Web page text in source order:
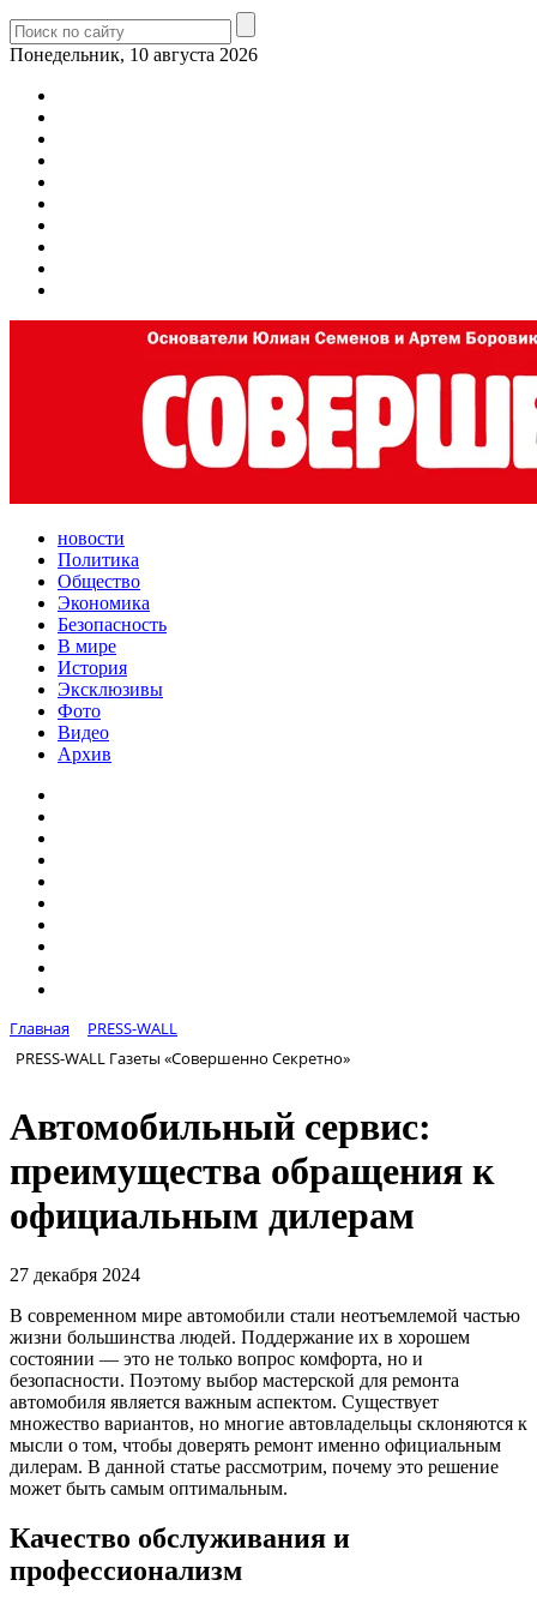
Понедельник, 10 августа 2026
новости
Политика
Общество
Экономика
Безопасность
В мире
История
Эксклюзивы
Фото
Видео
Архив
Главная
PRESS-WALL
PRESS-WALL Газеты «Совершенно Секретно»
Автомобильный сервис:
преимущества обращения к
официальным дилерам
27 декабря 2024
В современном мире автомобили стали неотъемлемой частью
жизни большинства людей. Поддержание их в хорошем
состоянии — это не только вопрос комфорта, но и
безопасности. Поэтому выбор мастерской для ремонта
автомобиля является важным аспектом. Существует
множество вариантов, но многие автовладельцы склоняются к
мысли о том, чтобы доверять ремонт именно официальным
дилерам. В данной статье рассмотрим, почему это решение
может быть самым оптимальным.
Качество обслуживания и
профессионализм